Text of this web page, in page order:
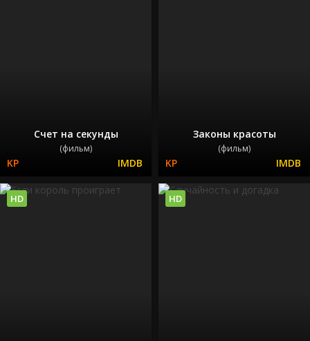
Счет на секунды
(фильм)
Законы красоты
(фильм)
HD HD